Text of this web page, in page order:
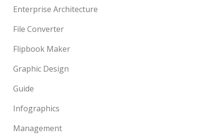
Enterprise Architecture
File Converter
Flipbook Maker
Graphic Design
Guide
Infographics
Management